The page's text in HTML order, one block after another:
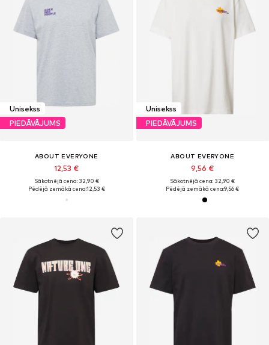
Unisekss
PIEDĀVĀJUMS
ABOUT EVERYONE
12,53 €
Sākotnējā cena: 32,90 €
Pēdējā zemākā cena:12,53 €
Unisekss
PIEDĀVĀJUMS
ABOUT EVERYONE
9,56 €
Sākotnējā cena: 32,90 €
Pēdējā zemākā cena:9,56 €